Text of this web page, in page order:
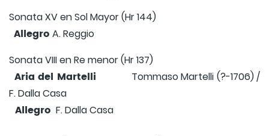
Sonata XV en Sol Mayor (Hr 144)
Allegro A. Reggio
Sonata VIII en Re menor (Hr 137)
Aria del Martelli
Tommaso Martelli (?-1706) /
F. Dalla Casa
Allegro F. Dalla Casa